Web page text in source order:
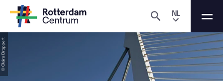
NL
© Claire Droppert